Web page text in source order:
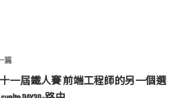
篇
一屆鐵人賽 前端工程師的另一個選